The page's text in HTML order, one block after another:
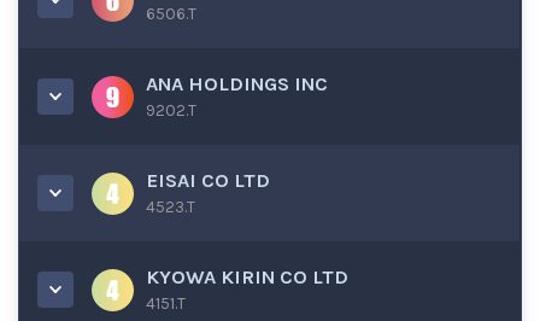
6506.T
ANA HOLDINGS INC
9202.T
EISAI CO LTD
4523.T
KYOWA KIRIN CO LTD
4151.T